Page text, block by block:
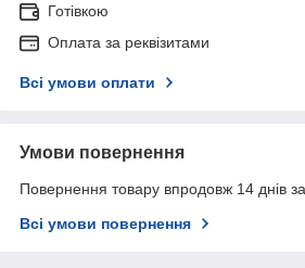
Готівкою
Оплата за реквізитами
Всі умови оплати
Умови повернення
Повернення товару впродовж 14 днів
Всі умови повернення